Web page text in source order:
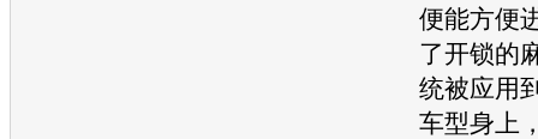
便能方便
了开锁的
统被应用
车型身上